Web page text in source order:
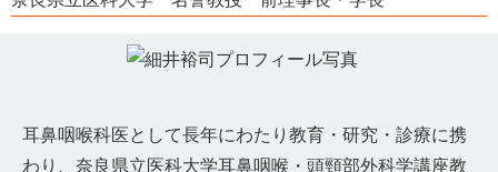
耳鼻咽喉科医として長年にわたり教育・研究・診療に携
わり、奈良県立医科大学耳鼻咽喉・頭頸部外科学講座教